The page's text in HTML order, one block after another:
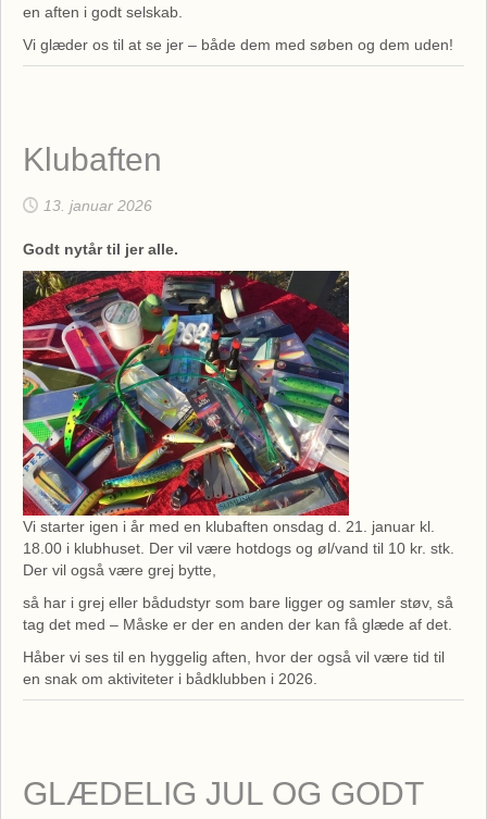
en aften i godt selskab.
Vi glæder os til at se jer – både dem med søben og dem uden!
Klubaften
13. januar 2026
Godt nytår til jer alle.
Vi starter igen i år med en klubaften onsdag d. 21. januar kl.
18.00 i klubhuset. Der vil være hotdogs og øl/vand til 10 kr. stk.
Der vil også være grej bytte,
så har i grej eller bådudstyr som bare ligger og samler støv, så
tag det med – Måske er der en anden der kan få glæde af det.
Håber vi ses til en hyggelig aften, hvor der også vil være tid til
en snak om aktiviteter i bådklubben i 2026.
GLÆDELIG JUL OG GODT